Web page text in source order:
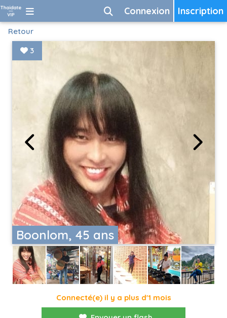
Inscription
Connexion
Retour
Boonlom, 45 ans
3
Connecté(e) il y a plus d'1 mois